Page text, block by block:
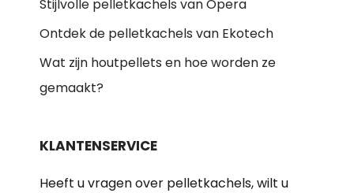
Stijlvolle pelletkachels van Opera
Ontdek de pelletkachels van Ekotech
Wat zijn houtpellets en hoe worden ze
gemaakt?
KLANTENSERVICE
Heeft u vragen over pelletkachels, wilt u